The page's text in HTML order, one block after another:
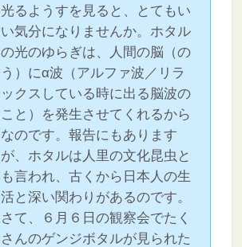
光るようすを見ると、とてもい
い気分になりませんか。ホタル
の光のゆらぎは、人間の脳（の
う）にα波（アルファ波／リラ
ックスしている時に出る脳波の
こと）を発生させてくれるから
なのです。報告にもあります
が、ホタルは人里の文化昆虫と
も言われ、古くから日本人の生
活と深い関わりがあるのです。
さて、６月６日の観察会でたく
さんのゲンジボタルが見られた